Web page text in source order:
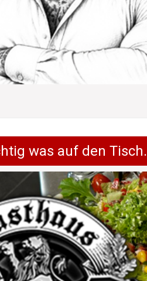
was auf den Tisch.